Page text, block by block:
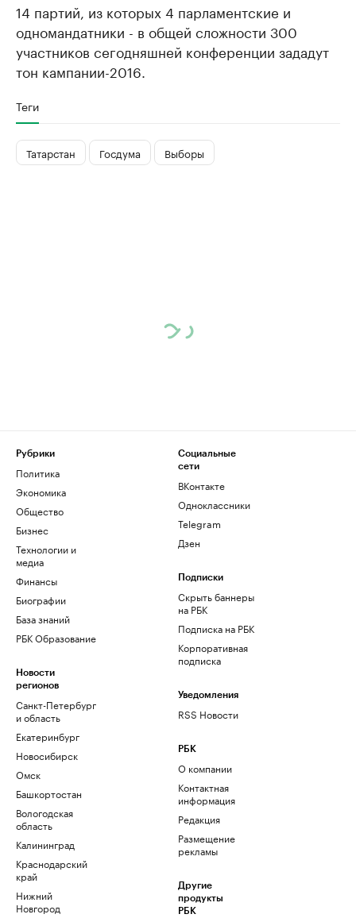
14 партий, из которых 4 парламентские и
одномандатники - в общей сложности 300
участников сегодняшней конференции зададут
тон кампании-2016.
Теги
Татарстан Госдума Выборы
Рубрики
Политика
Экономика
Общество
Бизнес
Технологии и
медиа
Финансы
Биографии
База знаний
РБК Образование
Новости
регионов
Санкт-Петербург
и область
Екатеринбург
Новосибирск
Омск
Башкортостан
Вологодская
область
Калининград
Краснодарский
край
Нижний
Новгород
Социальные
сети
ВКонтакте
Одноклассники
Telegram
Дзен
Подписки
Скрыть баннеры
на РБК
Подписка на РБК
Корпоративная
подписка
Уведомления
RSS Новости
РБК
О компании
Контактная
информация
Редакция
Размещение
рекламы
Другие
продукты
РБК